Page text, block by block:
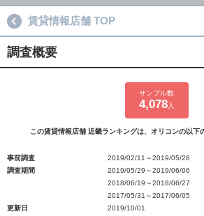
賃貸情報店舗 TOP
調査概要
サンプル数
4,078人
この賃貸情報店舗 近畿ランキングは、オリコンの以下
事前調査
2019/02/11～2019/05/28
調査期間
2019/05/29～2019/06/06
2018/06/19～2018/06/27
2017/05/31～2017/06/05
更新日
2019/10/01